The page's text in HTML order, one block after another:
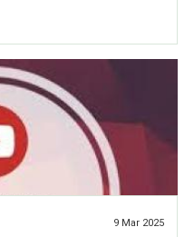
9 Mar 2025